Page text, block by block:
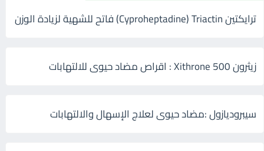
ترايكتين Cyproheptadine) Triactin) فاتح للشهية لزيادة الوزن
زيثرون 500 Xithrone : اقراص مضاد حيوى للالتهابات
سيبروديازول :مضاد حيوى لعلاج الإسهال والالتهابات